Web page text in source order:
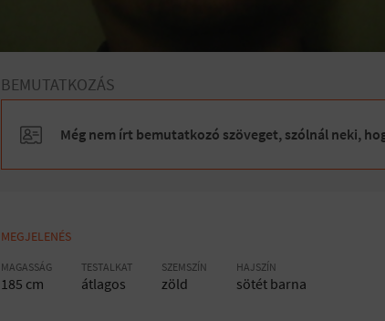
BEMUTATKOZÁS
Még nem írt bemutatkozó szöveget, szólnál neki,
MEGJELENÉS
MAGASSÁG
185 cm
TESTALKAT
átlagos
SZEMSZÍN
zöld
HAJSZÍN
sötét barna